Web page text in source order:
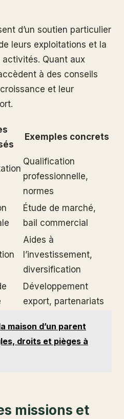
d’un soutien particulier
leurs exploitations et la
Quant aux
à des conseils
et leur
Exemples concrets
Qualification
professionnelle,
normes
Étude de marché,
bail commercial
Aides à
l’investissement,
diversification
Développement
export, partenariats
maison d’un parent
droits et pièges à
missions et